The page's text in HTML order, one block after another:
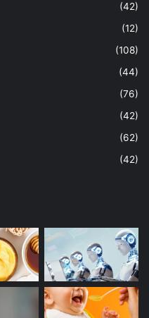
(42)
(12)
(108)
(44)
(76)
(42)
(62)
(42)